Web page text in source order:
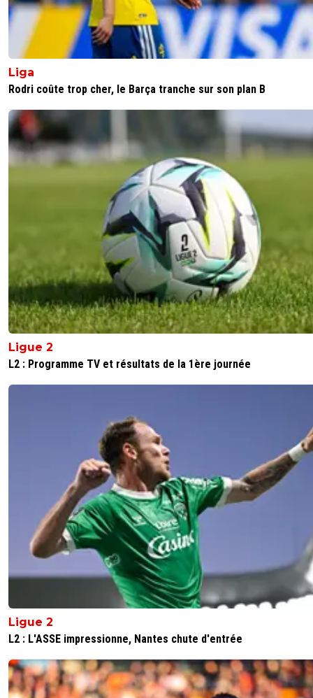
Liga
Rodri coûte trop cher, le Barça tranche sur son plan B
Ligue 2
L2 : Programme TV et résultats de la 1ère journée
Ligue 2
L2 : L'ASSE impressionne, Nantes chute d'entrée